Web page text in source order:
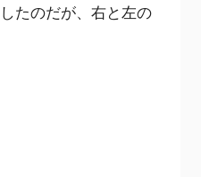
たのだが、右と左の